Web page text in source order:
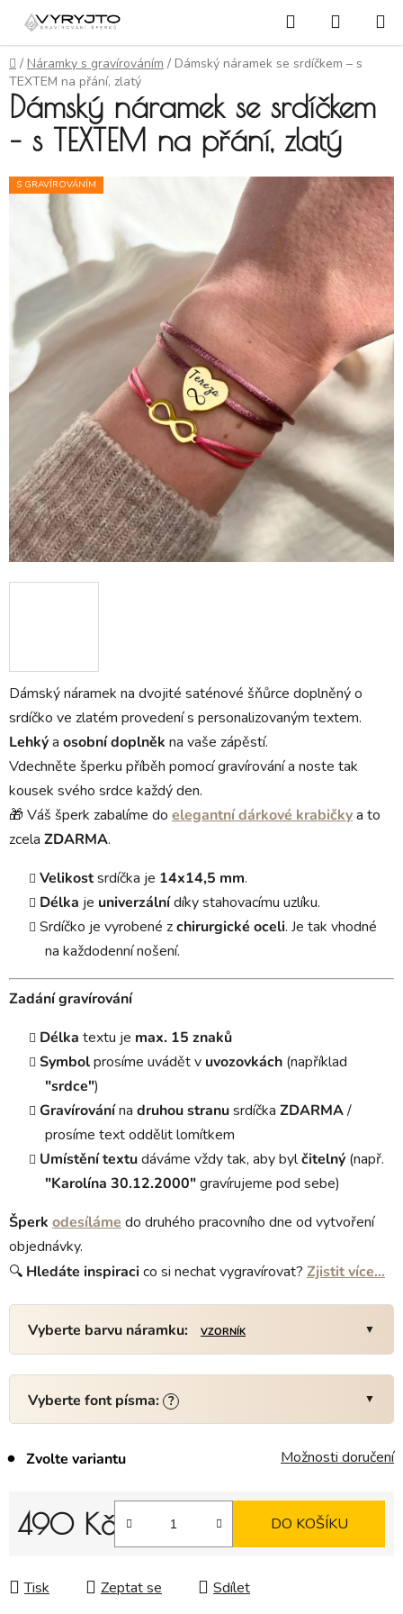
Přejít na obsah Hledat
Domů
/ Náramky s gravírováním / Dámský náramek se srdíčkem – s
TEXTEM na přání, zlatý
Dámský náramek na dvojité saténové šňůrce doplněný o
srdíčko ve zlatém provedení s personalizovaným textem.
Lehkýa osobní doplněk na vaše zápěstí.
Vdechněte šperku příběh pomocí gravírování a noste tak
kousek svého srdce každý den.
🎁 Váš šperk zabalíme do elegantní dárkové krabičkya to
zcela ZDARMA.
Velikostsrdíčka je 14x14,5 mm.
Délka je univerzálnídíky stahovacímu uzlíku.
Srdíčko je vyrobené zchirurgické oceli. Je tak vhodné
na každodenní nošení.
Zadání gravírování
Délka textu je max. 15 znaků
Symbolprosíme uvádět v uvozovkách (například
"srdce")
Gravírovánína druhou stranusrdíčka ZDARMA/
prosíme text oddělit lomítkem
Umístění textudáváme vždy tak, aby bylčitelný (např.
"Karolína 30.12.2000"gravírujeme pod sebe)
Šperk odesíláme do druhého pracovního dne od vytvoření
objednávky.
🔍 Hledáte inspiracico si nechat vygravírovat? Zjistit více…
Vyberte barvu náramku: VZORNÍK
Vyberte font písma: ?
Zvolte variantu Možnosti doručení
490 Kč DO KOŠÍKU
Tisk Zeptat se Sdílet
Dámský náramek se srdíčkem
– s TEXTEM na přání, zlatý
S GRAVÍROVÁNÍM